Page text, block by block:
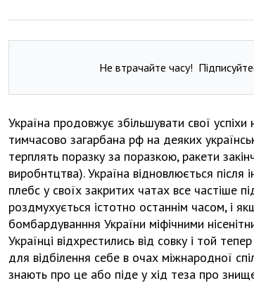
Не втрачайте часу!
Україна продовжує збільшувати свої
тимчасово загарбана рф на деяких
терплять поразку за поразкою, ракети
виробнтцтва). Україна відновлюється після
плебс у своїх закритих чатах все частіше
роздмухується істотно останнім часом, і
бомбардуванння України міфічними
Українці відхрестились від совку і той
для відбілення себе в очах міжнародної
знають про це або піде у хід теза про